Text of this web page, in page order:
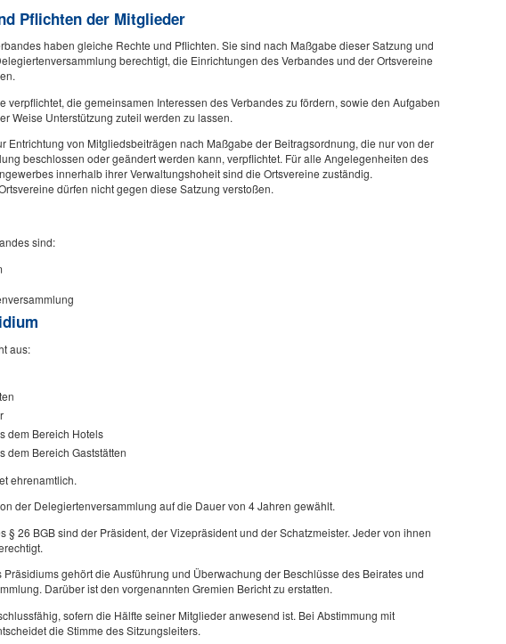
Pflichten der Mitglieder
haben gleiche Rechte und Pflichten. Sie sind nach Maßgabe dieser Satzung und
berechtigt, die Einrichtungen des Verbandes und der Ortsvereine
verpflichtet, die gemeinsamen Interessen des Verbandes zu fördern, sowie den Aufgaben
Weise Unterstützung zuteil werden zu lassen.
Entrichtung von Mitgliedsbeiträgen nach Maßgabe der Beitragsordnung, die nur von der
beschlossen oder geändert werden kann, verpflichtet. Für alle Angelegenheiten des
innerhalb ihrer Verwaltungshoheit sind die Ortsvereine zuständig.
dürfen nicht gegen diese Satzung verstoßen.
sind:
aus:
dem Bereich Hotels
dem Bereich Gaststätten
ehrenamtlich.
der Delegiertenversammlung auf die Dauer von 4 Jahren gewählt.
§ 26 BGB sind der Präsident, der Vizepräsident und der Schatzmeister. Jeder von ihnen
Präsidiums gehört die Ausführung und Überwachung der Beschlüsse des Beirates und
Darüber ist den vorgenannten Gremien Bericht zu erstatten.
sofern die Hälfte seiner Mitglieder anwesend ist. Bei Abstimmung mit
die Stimme des Sitzungsleiters.